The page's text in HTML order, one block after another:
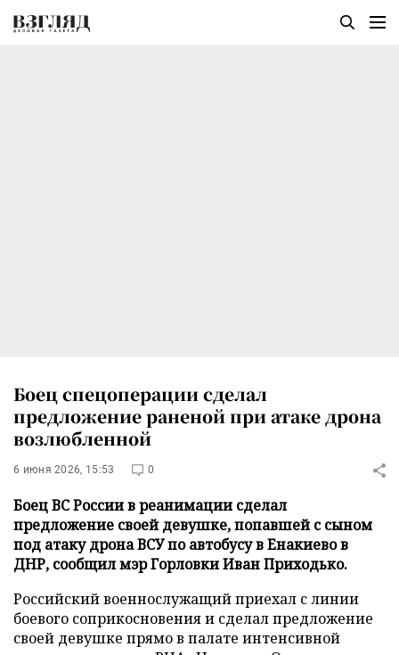
Боец спецоперации сделал
предложение раненой при атаке дрона
возлюбленной
6 июня 2026, 15:53 0
Боец ВС России в реанимации сделал
предложение своей девушке, попавшей с сыном
под атаку дрона ВСУ по автобусу в Енакиево в
ДНР, сообщил мэр Горловки Иван Приходько.
Российский военнослужащий приехал с линии
боевого соприкосновения и сделал предложение
своей девушке прямо в палате интенсивной